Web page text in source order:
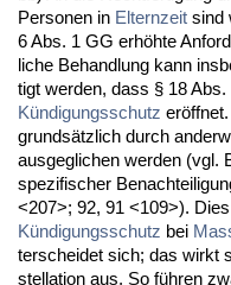
Per­so­nen in El­tern­zeit sind
6 Abs. 1 GG erhöhte
li­che Be­hand­lung kann
tigt wer­den, dass § 18
Kündi­gungs­schutz
grundsätz­lich durch
aus­ge­gli­chen wer­den (vgl.
spe­zi­fi­scher
<207>; 92, 91 <109>).
Kündi­gungs­schutz bei
ter­schei­det sich; das wirkt
stel­la­ti­on aus. So führen